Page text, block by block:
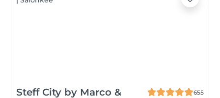
Steff City by Marco &
655